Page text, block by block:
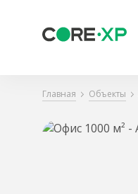
Главная Объекты